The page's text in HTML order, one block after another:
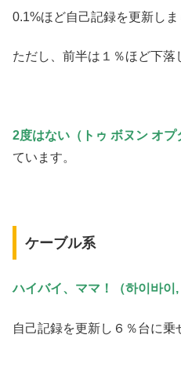
0.1%ほど自己記録を更新しま
ただし、前半は１％ほど下落
2度はない（トゥ ボヌン オプ
ています。
ケーブル系
ハイバイ、ママ！（하이바이,
自己記録を更新し６％台に乗